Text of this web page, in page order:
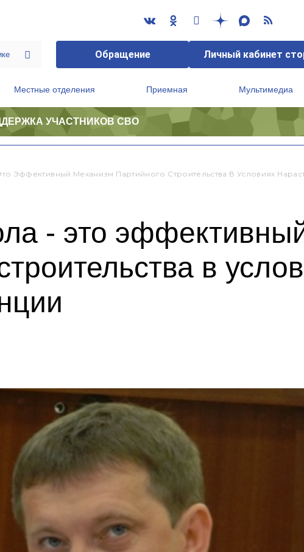
Обращение Личный кабинет
Местные отделения Приемная Мультимедиа
УЧАСТНИКОВ СВО
Эффективный Механизм Партийного Строительства В Условиях
- это
в